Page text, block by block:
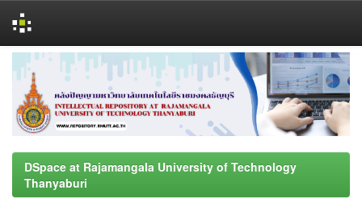
navigation
DSpace at Rajamangala University of Technology
Thanyaburi